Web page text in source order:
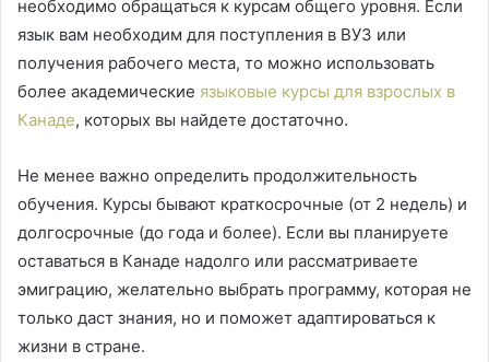
необходимо обращаться к курсам общего уровня. Если
язык вам необходим для поступления в ВУЗ или
получения рабочего места, то можно использовать
более академические языковые курсы для взрослых в
Канаде, которых вы найдете достаточно.
Не менее важно определить продолжительность
обучения. Курсы бывают краткосрочные (от 2 недель) и
долгосрочные (до года и более). Если вы планируете
оставаться в Канаде надолго или рассматриваете
эмиграцию, желательно выбрать программу, которая не
только даст знания, но и поможет адаптироваться к
жизни в стране.